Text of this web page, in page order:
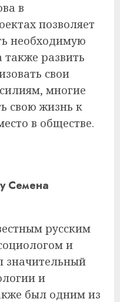
в
позволяет
необходимую
развить
свои
многие
свою жизнь к
в обществе.
Семена
русским
и
значительный
и
был одним из